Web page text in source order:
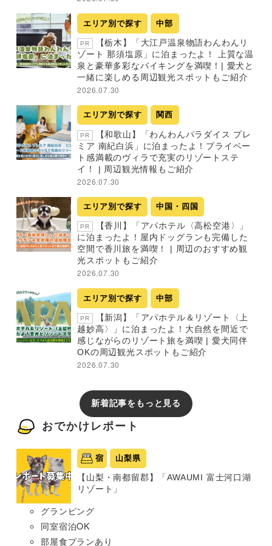
エリア別で探す 中部
PR
【栃木】「大江戸温泉物語わんわんリ
ゾート 那須塩原」に泊まったよ！ 上質な温
泉と豪華多彩なバイキングを満喫！| 愛犬と
一緒に楽しめる周辺観光スポットもご紹介
2026.07.30
エリア別で探す 関西
PR
【和歌山】「わんわんパラダイス プレ
ミア 南紀白浜」に泊まったよ！プライベー
ト感満載のヴィラで充実のリゾートステ
イ！ | 周辺観光情報もご紹介
2026.07.30
エリア別で探す 中国・四国
PR
【香川】「アパホテル〈高松空港〉」
に泊まったよ！屋内ドッグランも完備した
空間で香川旅を満喫！ | 周辺のおすすめ観
光スポットもご紹介
2026.07.30
エリア別で探す 中部
PR
【新潟】「アパホテル＆リゾート〈上
越妙高〉」に泊まったよ！大自然を間近で
感じながらのリゾート旅を満喫 | 愛犬同伴
OKの周辺観光スポットもご紹介
2026.07.30
新着記事をもっと見る
おでかけレポート
宿 山梨県
【山梨・南都留郡】「AWAUMI 富士河口湖
リゾート」
グランピング
同室宿泊OK
部屋食プランあり